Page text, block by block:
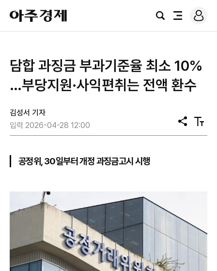
아
주
경
검
전
로
그
담합 과징금 부과기준율 최소 10%
…부당지원·사익편취는 전액 환수
김성서 기자
입력 2026-04-28 12:00
공
유
텍
스
공정위, 30일부터 개정 과징금고시 시행